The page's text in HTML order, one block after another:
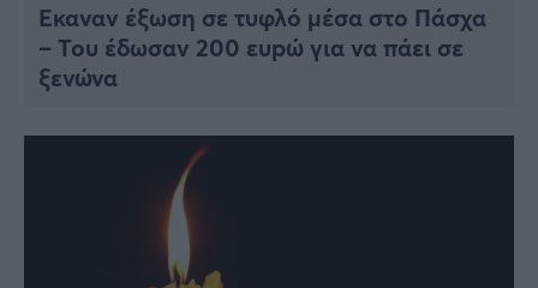
Έκαναν έξωση σε τυφλό μέσα στο Πάσχα
– Του έδωσαν 200 ευpώ για να πάει σε
ξενώνα